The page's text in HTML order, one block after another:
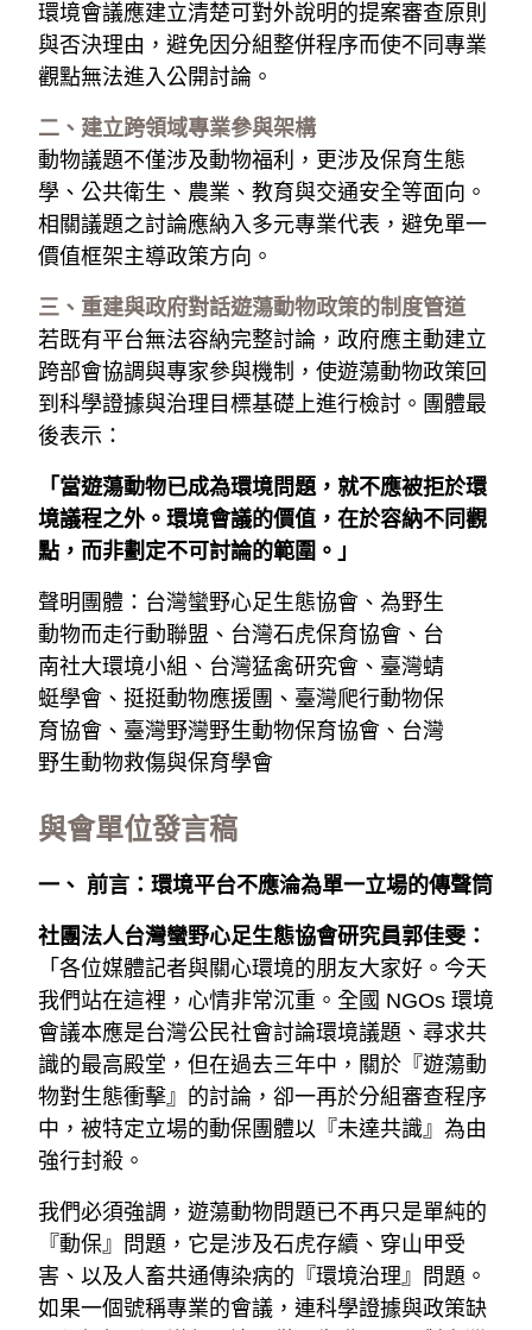
環境會議應建立清楚可對外說明的提案審查原則
與否決理由，避免因分組整併程序而使不同專業
觀點無法進入公開討論。
二、建立跨領域專業參與架構
動物議題不僅涉及動物福利，更涉及保育生態
學、公共衛生、農業、教育與交通安全等面向。
相關議題之討論應納入多元專業代表，避免單一
價值框架主導政策方向。
三、重建與政府對話遊蕩動物政策的制度管道
若既有平台無法容納完整討論，政府應主動建立
跨部會協調與專家參與機制，使遊蕩動物政策回
到科學證據與治理目標基礎上進行檢討。團體最
後表示：
「 當遊蕩動物已成為環境問題，就不應被拒於環
境議程之外。 環境會議的價值，在於容納不同觀
點，而非劃定不可討論的範圍。」
聲明團體：台灣蠻野心足生態協會、為野生
動物而走行動聯盟、台灣石虎保育協會、台
南社大環境小組、台灣猛禽研究會、臺灣蜻
蜓學會、挺挺動物應援團、臺灣爬行動物保
育協會、臺灣野灣野生動物保育協會、台灣
野生動物救傷與保育學會
與會單位發言稿
一、 前言：環境平台不應淪為單一立場的傳聲筒
社團法人台灣蠻野心足生態協會研究員郭佳雯：
「各位媒體記者與關心環境的朋友大家好。今天
我們站在這裡，心情非常沉重。全國 NGOs 環境
會議本應是台灣公民社會討論環境議題、尋求共
識的最高殿堂，但在過去三年中，關於『遊蕩動
物對生態衝擊』的討論，卻一再於分組審查程序
中，被特定立場的動保團體以『未達共識』為由
強行封殺。
我們必須強調，遊蕩動物問題已不再只是單純的
『動保』問題，它是涉及石虎存續、穿山甲受
害、以及人畜共通傳染病的『環境治理』問題。
如果一個號稱專業的會議，連科學證據與政策缺